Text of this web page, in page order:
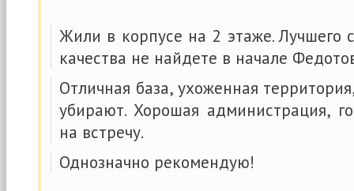
Жили в корпусе на 2 этаже. Лучшего
качества не найдете в начале
Отличная база, ухоженная
убирают. Хорошая администрация,
на встречу.
Однозначно рекомендую!